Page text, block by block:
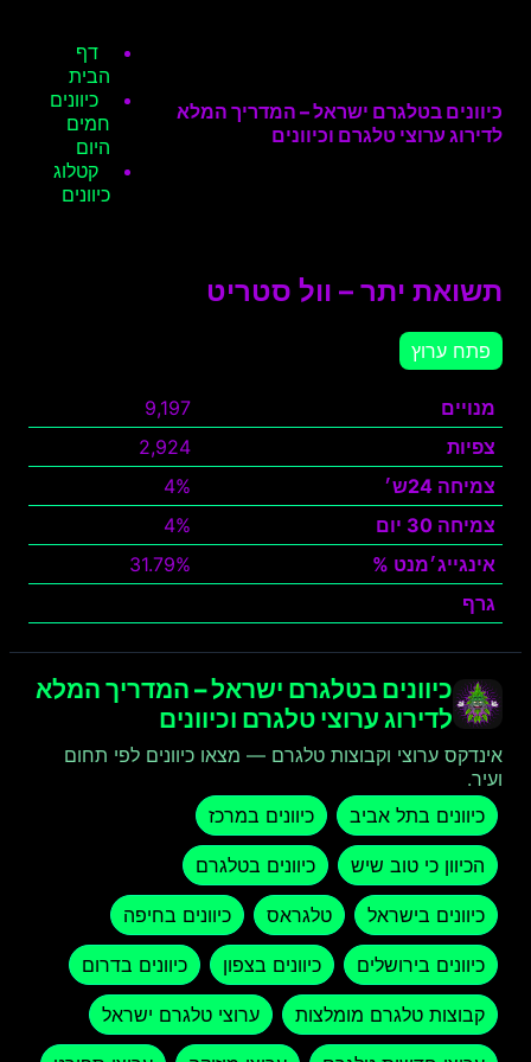
כיוונים בטלגרם ישראל – המדריך המלא
לדירוג ערוצי טלגרם וכיוונים
דף
הבית
כיוונים
חמים
היום
קטלוג
כיוונים
תשואת יתר – וול סטריט
פתח ערוץ
מנויים
9,197
צפיות
2,924
צמיחה 24ש׳
4%
צמיחה 30 יום
4%
אינגייג׳מנט %
31.79%
גרף
כיוונים בטלגרם ישראל – המדריך המלא
לדירוג ערוצי טלגרם וכיוונים
אינדקס ערוצי וקבוצות טלגרם — מצאו כיוונים לפי תחום
ועיר.
כיוונים בתל אביב
כיוונים במרכז
הכיוון כי טוב שיש כיוונים בטלגרם
כיוונים בישראל טלגראס כיוונים בחיפה
כיוונים בירושלים כיוונים בצפון כיוונים בדרום
קבוצות טלגרם מומלצות ערוצי טלגרם ישראל